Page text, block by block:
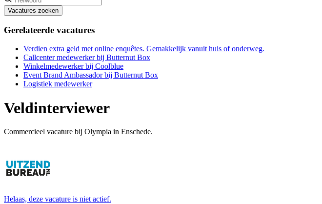
Vacatures zoeken
Gerelateerde vacatures
Verdien extra geld met online enquêtes. Gemakkelijk vanuit huis of onderweg.
Callcenter medewerker bij Butternut Box
Winkelmedewerker bij Coolblue
Event Brand Ambassador bij Butternut Box
Logistiek medewerker
Veldinterviewer
Commercieel vacature bij Olympia in Enschede.
Helaas, deze vacature is niet actief.